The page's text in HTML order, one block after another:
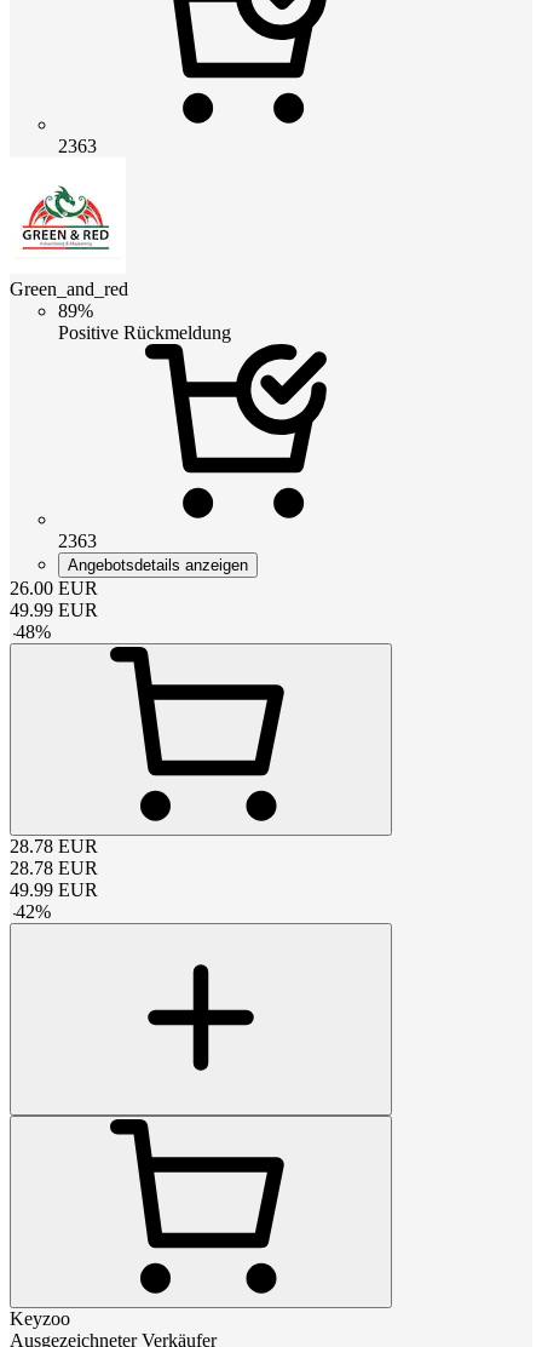
2363
Green_and_red
89%
Positive Rückmeldung
2363
Angebotsdetails anzeigen
26.00 EUR
49.99 EUR
-48%
28.78 EUR
28.78 EUR
49.99 EUR
-42%
Keyzoo
Ausgezeichneter Verkäufer